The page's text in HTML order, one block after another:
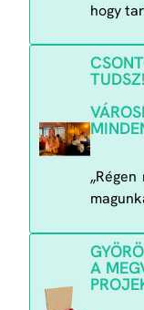
hogy
TUDSZ!
A